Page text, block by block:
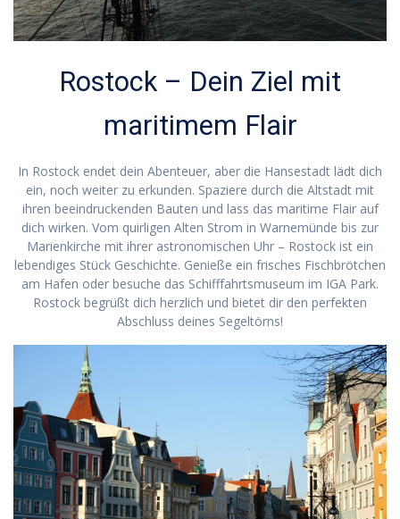
Rostock – Dein Ziel mit
maritimem Flair
In Rostock endet dein Abenteuer, aber die Hansestadt lädt dich
ein, noch weiter zu erkunden. Spaziere durch die Altstadt mit
ihren beeindruckenden Bauten und lass das maritime Flair auf
dich wirken. Vom quirligen Alten Strom in Warnemünde bis zur
Marienkirche mit ihrer astronomischen Uhr – Rostock ist ein
lebendiges Stück Geschichte. Genieße ein frisches Fischbrötchen
am Hafen oder besuche das Schifffahrtsmuseum im IGA Park.
Rostock begrüßt dich herzlich und bietet dir den perfekten
Abschluss deines Segeltörns!